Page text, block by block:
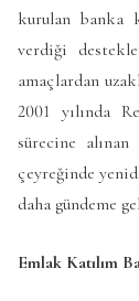
kurulan banka
verdiği
amaçlardan
2001 yılında
sürecine
çeyreğinde
daha gündeme
Emlak Katılım